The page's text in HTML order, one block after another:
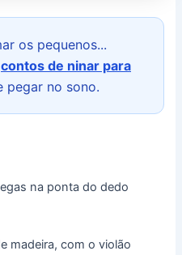
os pequenos...
contos de ninar para
pegar no sono.
na ponta do dedo
madeira, com o violão